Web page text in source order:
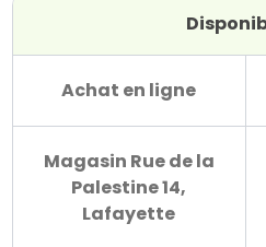
Achat en ligne
Magasin Rue de la
Palestine 14,
Lafayette